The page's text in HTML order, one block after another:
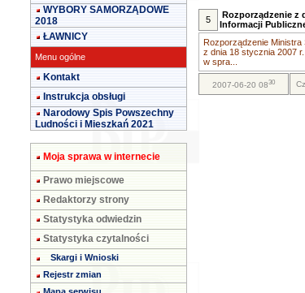
WYBORY SAMORZĄDOWE
2018
ŁAWNICY
Menu ogólne
Kontakt
Instrukcja obsługi
Narodowy Spis Powszechny
Ludności i Mieszkań 2021
Moja sprawa w internecie
Prawo miejscowe
Redaktorzy strony
Statystyka odwiedzin
Statystyka czytalności
Skargi i Wnioski
Rejestr zmian
5
Rozporządzenie z
Informacji
Rozporządzenie Ministra
z dnia 18 stycznia 2007 r.
w spra...
2007-06-20 0830